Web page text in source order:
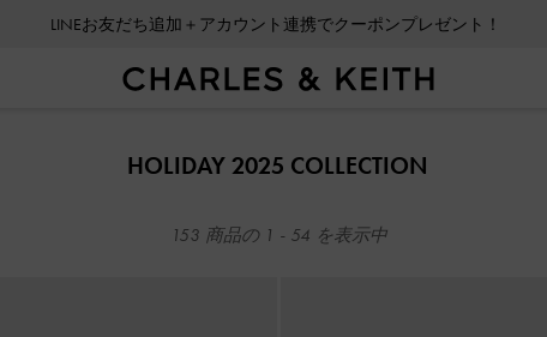
会員登録＋ニュースレター登録で10%OFFクーポンプレゼント！
HOLIDAY 2025 COLLECTION
153 商品の 1 - 54 を表示中